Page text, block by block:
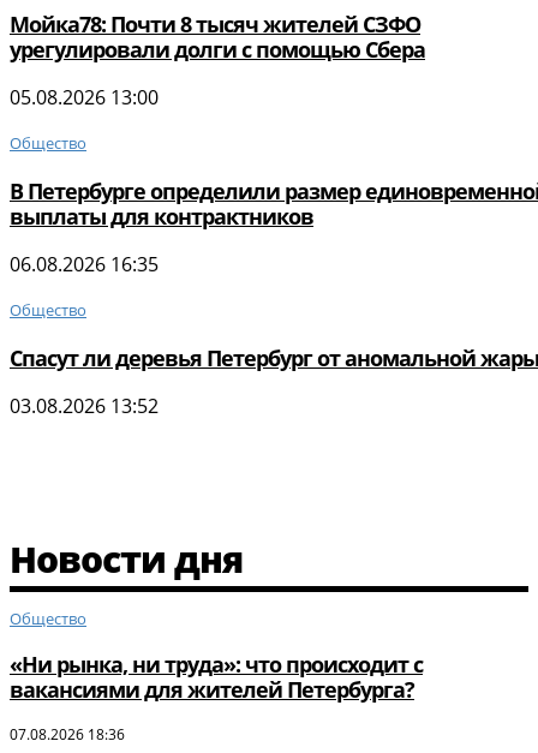
Мойка78: Почти 8 тысяч жителей СЗФО
урегулировали долги с помощью Сбера
05.08.2026 13:00
Общество
В Петербурге определили размер
выплаты для контрактников
06.08.2026 16:35
Общество
Спасут ли деревья Петербург от аномальной жары
03.08.2026 13:52
Новости дня
Общество
«Ни рынка, ни труда»: что происходит с
вакансиями для жителей Петербурга?
07.08.2026 18:36